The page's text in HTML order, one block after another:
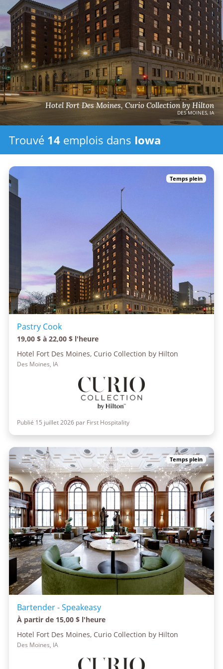
Hotel Fort Des Moines, Curio Collection by Hilton
DES MOINES, IA
Trouvé 14 emplois dans Iowa
Temps plein
Pastry Cook
19,00 $ à 22,00 $ l'heure
Hotel Fort Des Moines, Curio Collection by Hilton
Des Moines, IA
Publié 15 juillet 2026 par First Hospitality
Temps plein
Bartender - Speakeasy
À partir de 15,00 $ l'heure
Hotel Fort Des Moines, Curio Collection by Hilton
Des Moines, IA